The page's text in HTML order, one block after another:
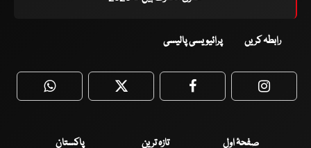
رابطہ کریں پرائیویسی پالیسی
WhatsApp Twitter Facebook
صفحۂ اول تازہ ترین
پاکستان